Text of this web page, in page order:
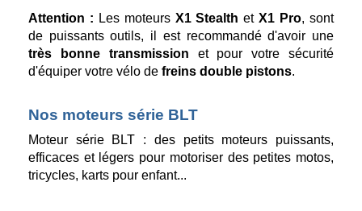
Attention : Les moteurs X1 Stealth etX1 Pro, sont
de puissants outils, il est recommandé d'avoir une
très bonne transmission et pour votre sécurité
d'équiper votre vélo de freins double pistons.
Nos moteurs série BLT
Moteur série BLT : des petits moteurs puissants,
efficaces et légers pour motoriser des petites motos,
tricycles, karts pour enfant...